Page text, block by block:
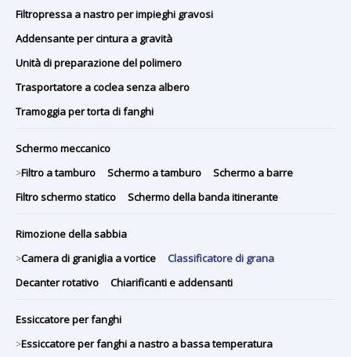
Filtropressa a nastro per impieghi gravosi
Addensante per cintura a gravità
Unità di preparazione del polimero
Trasportatore a coclea senza albero
Tramoggia per torta di fanghi
Schermo meccanico
>Filtro a tamburo Schermo a tamburo
Schermo a barre
Filtro schermo statico
Schermo della banda itinerante
Rimozione della sabbia
>Camera di graniglia a vortice
Classificatore di grana
Decanter rotativo
Chiarificanti e addensanti
Essiccatore per fanghi
>Essiccatore per fanghi a nastro a bassa temperatura